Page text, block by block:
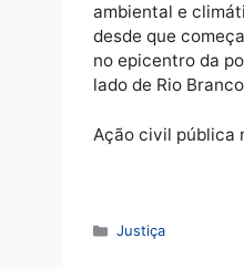
áreas públicas
de terras
será decidido
Queimadas –
focos e
seca na
desde que